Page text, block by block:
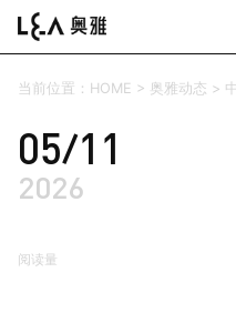
当前位置： HOME > 奥雅动态 >
05/11
2026
阅读量